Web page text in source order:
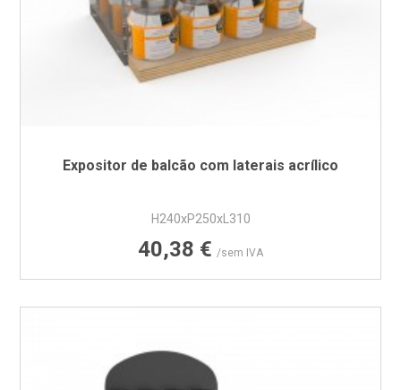
Expositor de balcão com laterais acrílico
H240xP250xL310
Preço
40,38 € /sem IVA